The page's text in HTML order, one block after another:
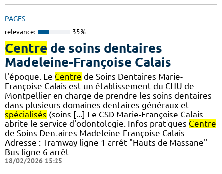
PAGES
relevance: 35%
Centre de soins dentaires
Madeleine-Françoise Calais
l'époque. Le Centre de Soins Dentaires Marie-
Françoise Calais est un établissement du CHU de
Montpellier en charge de prendre les soins dentaires
dans plusieurs domaines dentaires généraux et
spécialisés (soins [...] Le CSD Marie-Françoise Calais
abrite le service d'odontologie. Infos pratiques Centre
de Soins Dentaires Madeleine-Françoise Calais
Adresse : Tramway ligne 1 arrêt "Hauts de Massane"
Bus ligne 6 arrêt
18/02/2026 15:25